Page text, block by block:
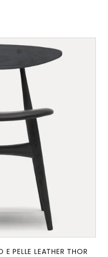
E PELLE LEATHER THOR